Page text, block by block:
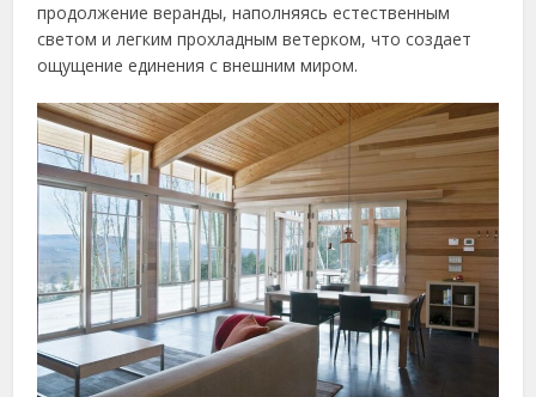
продолжение веранды, наполняясь естественным
светом и легким прохладным ветерком, что создает
ощущение единения с внешним миром.